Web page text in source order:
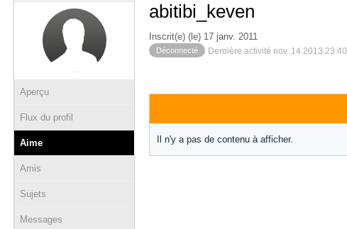
Aperçu
Flux du profil
Aime
Amis
Sujets
Messages
abitibi_keven
Inscrit(e) (le) 17 janv. 2011
Déconnecté Dernière activité nov. 14 2013 23:40
Il n'y a pas de contenu à afficher.